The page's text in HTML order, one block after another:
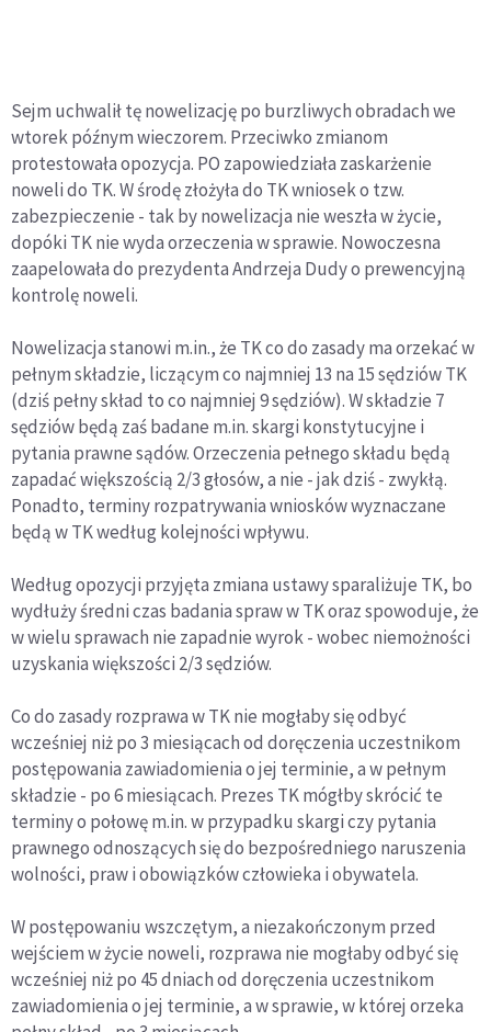
Sejm uchwalił tę nowelizację po burzliwych obradach we
wtorek późnym wieczorem. Przeciwko zmianom
protestowała opozycja. PO zapowiedziała zaskarżenie
noweli do TK. W środę złożyła do TK wniosek o tzw.
zabezpieczenie - tak by nowelizacja nie weszła w życie,
dopóki TK nie wyda orzeczenia w sprawie. Nowoczesna
zaapelowała do prezydenta Andrzeja Dudy o prewencyjną
kontrolę noweli.
Nowelizacja stanowi m.in., że TK co do zasady ma orzekać w
pełnym składzie, liczącym co najmniej 13 na 15 sędziów TK
(dziś pełny skład to co najmniej 9 sędziów). W składzie 7
sędziów będą zaś badane m.in. skargi konstytucyjne i
pytania prawne sądów. Orzeczenia pełnego składu będą
zapadać większością 2/3 głosów, a nie - jak dziś - zwykłą.
Ponadto, terminy rozpatrywania wniosków wyznaczane
będą w TK według kolejności wpływu.
Według opozycji przyjęta zmiana ustawy sparaliżuje TK, bo
wydłuży średni czas badania spraw w TK oraz spowoduje, że
w wielu sprawach nie zapadnie wyrok - wobec niemożności
uzyskania większości 2/3 sędziów.
Co do zasady rozprawa w TK nie mogłaby się odbyć
wcześniej niż po 3 miesiącach od doręczenia uczestnikom
postępowania zawiadomienia o jej terminie, a w pełnym
składzie - po 6 miesiącach. Prezes TK mógłby skrócić te
terminy o połowę m.in. w przypadku skargi czy pytania
prawnego odnoszących się do bezpośredniego naruszenia
wolności, praw i obowiązków człowieka i obywatela.
W postępowaniu wszczętym, a niezakończonym przed
wejściem w życie noweli, rozprawa nie mogłaby odbyć się
wcześniej niż po 45 dniach od doręczenia uczestnikom
zawiadomienia o jej terminie, a w sprawie, w której orzeka